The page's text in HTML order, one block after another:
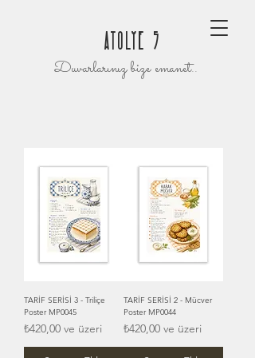
ATOLYE 5
Duvarlarınız bize emanet..
TARİF SERİSİ 3 - Triliçe
Poster MP0045
₺420,00 ve üzeri
İndirimli Fiyat
TARİF SERİSİ 2 - Mücver
Poster MP0044
₺420,00 ve üzeri
İndirimli Fiyat